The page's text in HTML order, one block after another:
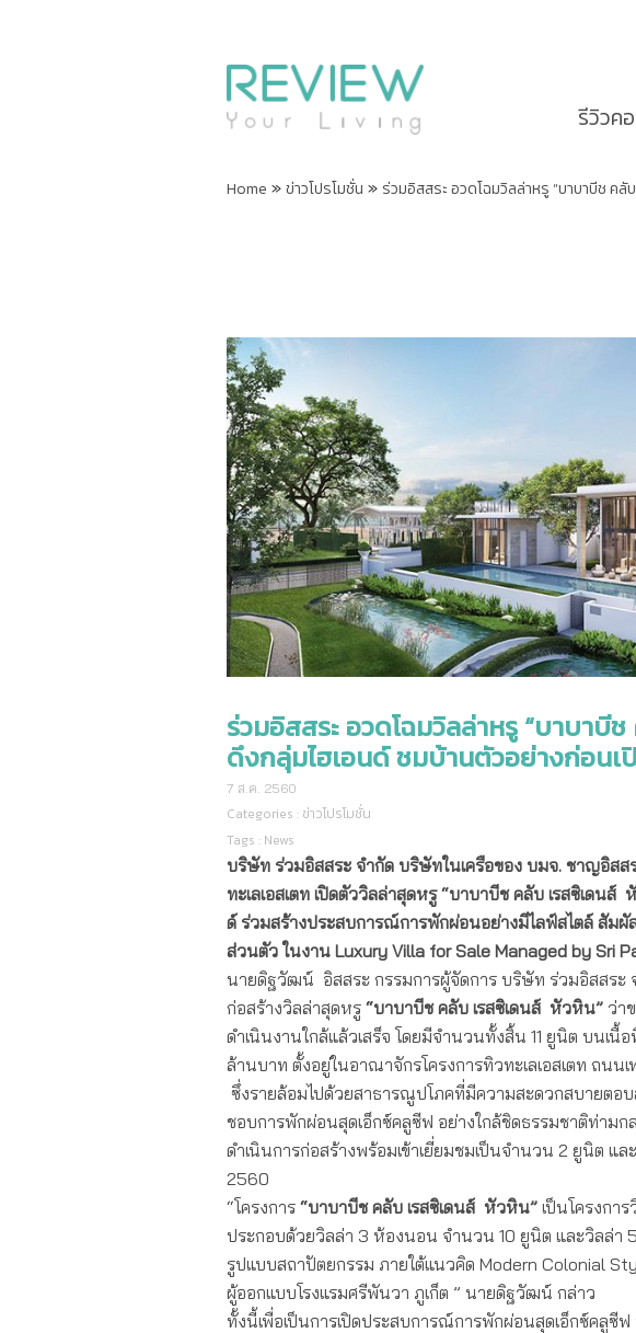
รีวิวค
Home »ข่าวโปรโมชั่น » ร่วมอิสสระ อวดโฉมวิลล่าหรู “บาบาบีช ค
ร่วมอิสสระ อวดโฉมวิลล่าหรู “บาบาบี
ดึงกลุ่มไฮเอนด์ ชมบ้านตัวอย่างก่อนเ
7 ส.ค. 2560
Categories : ข่าวโปรโมชั่น
Tags : News
บริษัท ร่วมอิสสระ จำกัด บริษัทในเครือของ บมจ. ชาญอิสส
ทะเลเอสเตท เปิดตัววิลล่าสุดหรู “บาบาบีช คลับ เรสซิเดน
ด์ ร่วมสร้างประสบการณ์การพักผ่อนอย่างมีไลฟ์สไตล์ สัม
ส่วนตัว ในงาน Luxury Villa for Sale Managed by Sri
นายดิฐวัฒน์ อิสสระ กรรมการผู้จัดการ บริษัท ร่วมอิสสระ
ก่อสร้างวิลล่าสุดหรู “บาบาบีช คลับ เรสซิเดนส์ หัวหิน” ว่า
ดำเนินงานใกล้แล้วเสร็จ โดยมีจำนวนทั้งสิ้น 11 ยูนิต บนเนื้
ล้านบาท ตั้งอยู่ในอาณาจักรโครงการทิวทะเลเอสเตท ถนน
ซึ่งรายล้อมไปด้วยสาธารณูปโภคที่มีความสะดวกสบายตอ
ชอบการพักผ่อนสุดเอ็กซ์คลูซีฟ อย่างใกล้ชิดธรรมชาติท่ามก
ดำเนินการก่อสร้างพร้อมเข้าเยี่ยมชมเป็นจำนวน 2 ยูนิต แ
2560
“โครงการ “บาบาบีช คลับ เรสซิเดนส์ หัวหิน” เป็นโครงกา
ประกอบด้วยวิลล่า 3 ห้องนอน จำนวน 10 ยูนิต และวิลล่า
รูปแบบสถาปัตยกรรม ภายใต้แนวคิด Modern Colonial
ผู้ออกแบบโรงแรมศรีพันวา ภูเก็ต ” นายดิฐวัฒน์ กล่าว
ทั้งนี้เพื่อเป็นการเปิดประสบการณ์การพักผ่อนสุดเอ็กซ์คลูซีฟ